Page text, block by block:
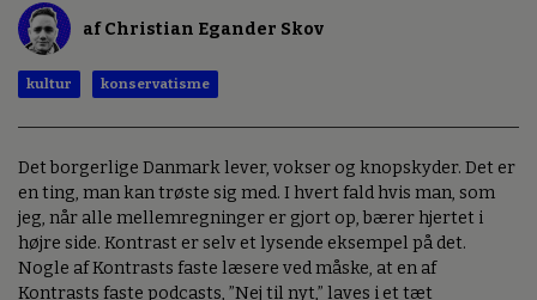
af Christian Egander Skov
kultur konservatisme
Det borgerlige Danmark lever, vokser og knopskyder. Det er
en ting, man kan trøste sig med. I hvert fald hvis man, som
jeg, når alle mellemregninger er gjort op, bærer hjertet i
højre side. Kontrast er selv et lysende eksempel på det.
Nogle af Kontrasts faste læsere ved måske, at en af
Kontrasts faste podcasts, ”Nej til nyt,” laves i et tæt